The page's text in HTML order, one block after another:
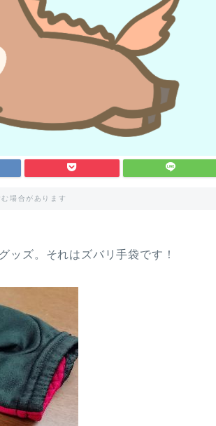
場合があります
ッズ。それはズバリ手袋です！